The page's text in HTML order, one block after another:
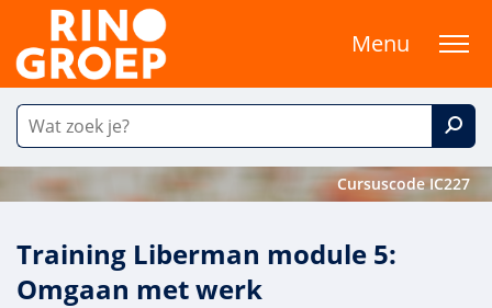
Menu
Cursuscode IC227
Training Liberman module 5:
Omgaan met werk